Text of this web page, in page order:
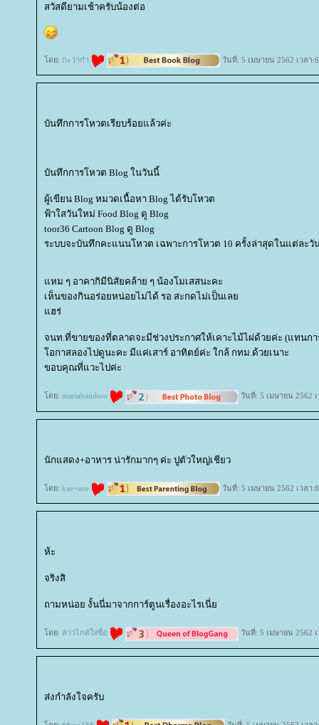
สวัสดียามเช้าครับน้องต่อ
ดย: กะว่าก๋า วันที่: 5 เมษายน 2562 เวลา
บันทึกการโหวตเรียบร้อยแล้วค่ะ
บันทึกการโหวต Blog ในวันนี้
ผู้เขียน Blog หมวดเนื้อหา Blog ได้รับโหวต
ฟ้าใสวันใหม่ Food Blog ดู Blog
toor36 Cartoon Blog ดู Blog
ระบบจะบันทึกคะแนนโหวต เฉพาะการโหวต 10 ครั้งล่าสุดในแต่ละวั
หม ๆ อาคากิมีนิสัยคล้าย ๆ น้องโมเสสนะคะ
เห็นของกินอร่อยหน่อยไม่ได้ รอ สะกดไม่เป็นเล
ฮร่
จนท.ที่ขายของที่ตลาดจะมีช่วงประกาศให้เคาะไม้ไผ่ด้วยค่ะ (แทนก
อกาสลองไปดูนะคะ มีแค่เสาร์ อาทิตย์ค่ะ ใกล้ กทม.ด้วยเนาะ
ขอบคุณที่แวะไปค่ะ
ดย: mariabamboo วันที่: 5 เมษายน 2562
นักแสดง+อาหาร น่ารักมากๆ ค่ะ ปูตัวใหญ่เชียว
ดย: kae+aoe วันที่: 5 เมษายน 2562 เวลา
ห้ะ
จริงสิ
ถามหน่อย งั้นนี่มาจากการ์ตูนเรื่องอะไรเนี่
ดย: สาวไกด์ใจซื่อ วันที่: 5 เมษายน 2562
ส่งกำลังใจครับ